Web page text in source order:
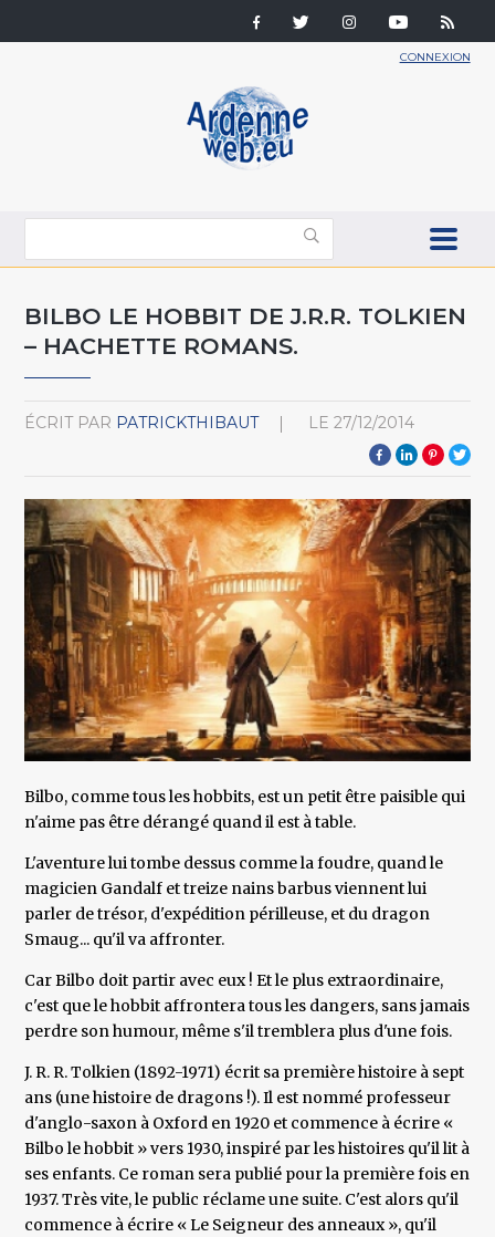
CONNEXION
BILBO LE HOBBIT DE J.R.R. TOLKIEN
– HACHETTE ROMANS.
ÉCRIT PAR PATRICKTHIBAUT LE 27/12/2014
Bilbo, comme tous les hobbits, est un petit être paisible qui
n'aime pas être dérangé quand il est à table.
L'aventure lui tombe dessus comme la foudre, quand le
magicien Gandalf et treize nains barbus viennent lui
parler de trésor, d'expédition périlleuse, et du dragon
Smaug... qu'il va affronter.
Car Bilbo doit partir avec eux ! Et le plus extraordinaire,
c'est que le hobbit affrontera tous les dangers, sans jamais
perdre son humour, même s'il tremblera plus d'une fois.
J. R. R. Tolkien (1892-1971) écrit sa première histoire à sept
ans (une histoire de dragons !). Il est nommé professeur
d'anglo-saxon à Oxford en 1920 et commence à écrire «
Bilbo le hobbit » vers 1930, inspiré par les histoires qu'il lit à
ses enfants. Ce roman sera publié pour la première fois en
1937. Très vite, le public réclame une suite. C'est alors qu'il
commence à écrire « Le Seigneur des anneaux », qu'il